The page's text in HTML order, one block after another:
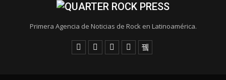
Primera Agencia de Noticias de Rock en Latinoamérica.